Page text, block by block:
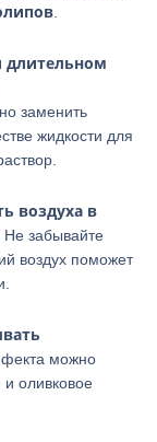
длительном
заменить
жидкости для
воздуха в
Не забывайте
воздух поможет
можно
оливковое